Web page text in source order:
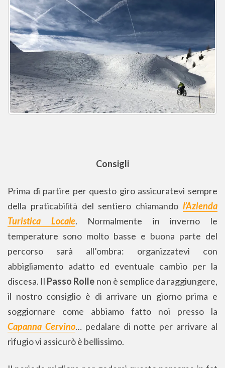
Consigli
Prima di partire per questo giro assicuratevi sempre
della praticabilità del sentiero chiamando l’Azienda
Turistica Locale. Normalmente in inverno le
temperature sono molto basse e buona parte del
percorso sarà all’ombra: organizzatevi con
abbigliamento adatto ed eventuale cambio per la
discesa. Il Passo Rolle non è semplice da raggiungere,
il nostro consiglio è di arrivare un giorno prima e
soggiornare come abbiamo fatto noi presso la
Capanna Cervino… pedalare di notte per arrivare al
rifugio vi assicurò è bellissimo.